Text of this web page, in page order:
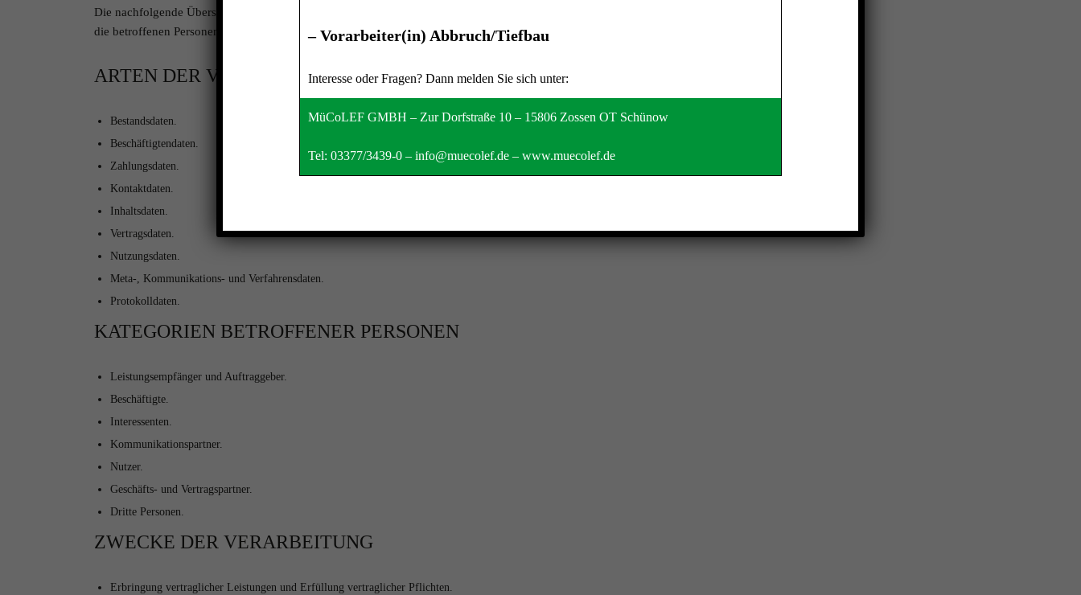
Die nachfolgende Übersicht fasst die Arten der verarbeiteten Daten und die Zwecke ihrer Verarbeitung zusammen und verweist auf
die betroffenen Personen.
ARTEN DER VERARBEITETEN DATEN
Bestandsdaten.
Beschäftigtendaten.
Zahlungsdaten.
Kontaktdaten.
Inhaltsdaten.
Vertragsdaten.
Nutzungsdaten.
Meta-, Kommunikations- und Verfahrensdaten.
Protokolldaten.
KATEGORIEN BETROFFENER PERSONEN
Leistungsempfänger und Auftraggeber.
Beschäftigte.
Interessenten.
Kommunikationspartner.
Nutzer.
Geschäfts- und Vertragspartner.
Dritte Personen.
ZWECKE DER VERARBEITUNG
Erbringung vertraglicher Leistungen und Erfüllung vertraglicher Pflichten.
– Vorarbeiter(in) Abbruch/Tiefbau
Interesse oder Fragen? Dann melden Sie sich unter:
MüCoLEF GMBH – Zur Dorfstraße 10 – 15806 Zossen OT Schünow
Tel: 03377/3439-0 – info@muecolef.de – www.muecolef.de